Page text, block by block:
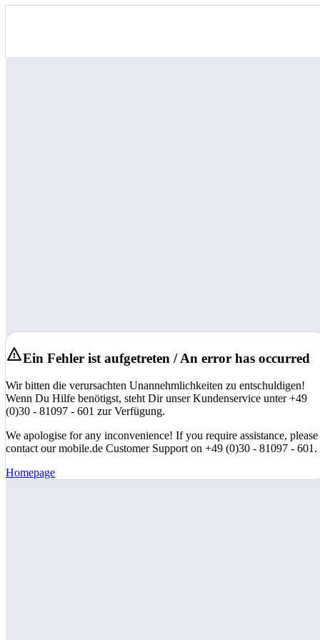
Ein Fehler ist aufgetreten / An error has occurred
Wir bitten die verursachten Unannehmlichkeiten zu entschuldigen!
Wenn Du Hilfe benötigst, steht Dir unser Kundenservice unter +49
(0)30 - 81097 - 601 zur Verfügung.
We apologise for any inconvenience! If you require assistance, please
contact our mobile.de Customer Support on +49 (0)30 - 81097 - 601.
Homepage